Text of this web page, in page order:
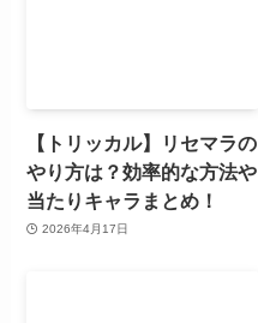
【トリッカル】リセマラの
やり方は？効率的な方法や
当たりキャラまとめ！
2026年4月17日